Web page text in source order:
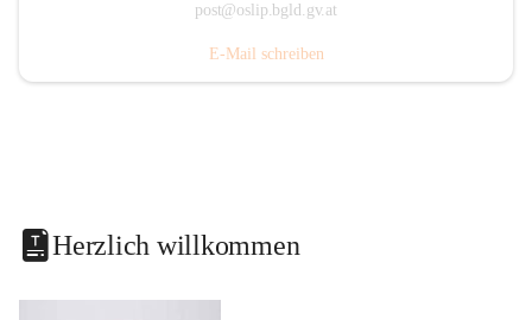
post@oslip.bgld.gv.at
E-Mail schreiben
Herzlich willkommen